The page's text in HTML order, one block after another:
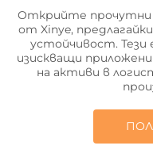
Открийте прочутни
от Xinye,
устойчивост.
изискващи
на активи в